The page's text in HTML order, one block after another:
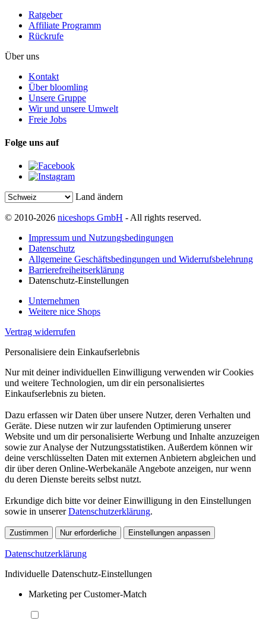
Ratgeber
Affiliate Programm
Rückrufe
Über uns
Kontakt
Über bloomling
Unsere Gruppe
Wir und unsere Umwelt
Freie Jobs
Folge uns auf
Land ändern
© 2010-2026 niceshops GmbH - All rights reserved.
Impressum und Nutzungsbedingungen
Datenschutz
Allgemeine Geschäftsbedingungen und Widerrufsbelehrung
Barrierefreiheitserklärung
Datenschutz-Einstellungen
Unternehmen
Weitere nice Shops
Vertrag widerrufen
Personalisiere dein Einkaufserlebnis
Nur mit deiner individuellen Einwilligung verwenden wir Cookies
und weitere Technologien, um dir ein personalisiertes
Einkaufserlebnis zu bieten.
Dazu erfassen wir Daten über unsere Nutzer, deren Verhalten und
Geräte. Diese nutzen wir zur laufenden Optimierung unserer
Website und um dir personalisierte Werbung und Inhalte anzuzeigen
sowie zur Analyse der Nutzungsstatistiken. Außerdem können wir
deine verschlüsselten Daten mit externen Anbietern abgleichen und
dir über deren Online-Werbekanäle Angebote anzeigen, nur wenn
du deren Dienste bereits selbst nutzt.
Erkundige dich bitte vor deiner Einwilligung in den Einstellungen
sowie in unsererDatenschutzerklärung.
Zustimmen Nur erforderliche Einstellungen anpassen
Datenschutzerklärung
Individuelle Datenschutz-Einstellungen
Marketing per Customer-Match